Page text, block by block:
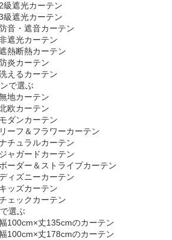
級遮光カーテン
級遮光カーテン
防音・遮音カーテン
遮光カーテン
熱断熱カーテン
防炎カーテン
えるカーテン
で選ぶ
地カーテン
欧カーテン
モダンカーテン
リーフ＆フラワーカーテン
チュラルカーテン
ジャガードカーテン
ーダー＆ストライプカーテン
ィズニーカーテン
キッズカーテン
ェックカーテン
選ぶ
100cm×丈135cmのカーテン
100cm×丈178cmのカーテン